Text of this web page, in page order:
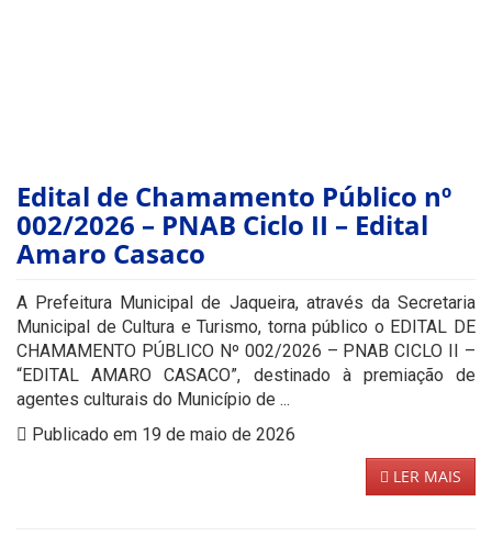
Edital de Chamamento Público nº
002/2026 – PNAB Ciclo II – Edital
Amaro Casaco
A Prefeitura Municipal de Jaqueira, através da Secretaria
Municipal de Cultura e Turismo, torna público o EDITAL DE
CHAMAMENTO PÚBLICO Nº 002/2026 – PNAB CICLO II –
“EDITAL AMARO CASACO”, destinado à premiação de
agentes culturais do Município de ...
Publicado em 19 de maio de 2026
LER MAIS